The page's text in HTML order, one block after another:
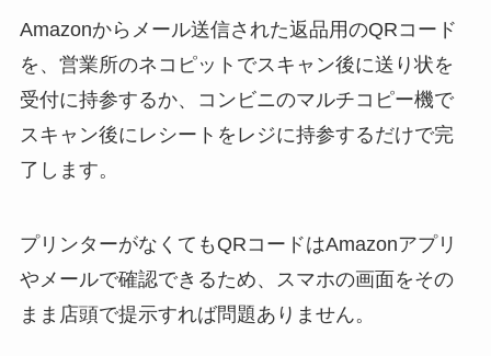
Amazonからメール送信された返品用のQRコード
を、営業所のネコピットでスキャン後に送り状を
受付に持参するか、コンビニのマルチコピー機で
スキャン後にレシートをレジに持参するだけで完
了します。
プリンターがなくてもQRコードはAmazonアプリ
やメールで確認できるため、スマホの画面をその
まま店頭で提示すれば問題ありません。